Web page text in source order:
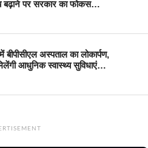
बढ़ाने पर सरकार का फोकस…
बीपीसीएल अस्पताल का लोकार्पण,
आधुनिक स्वास्थ्य सुविधाएं…